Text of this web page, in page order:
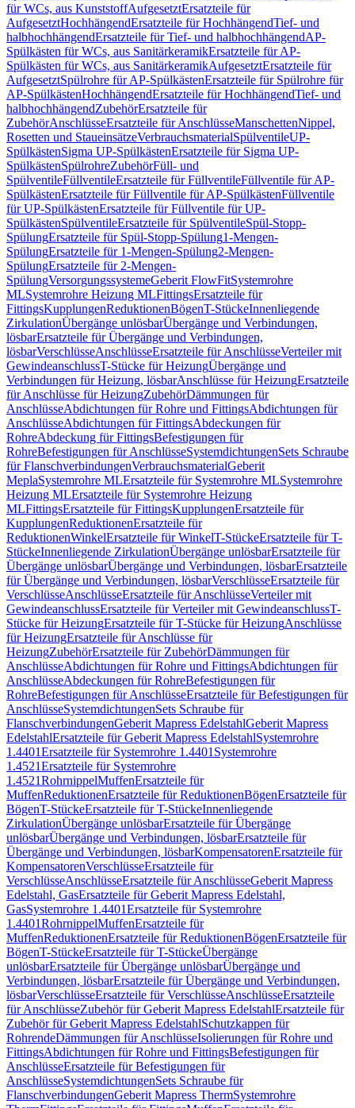
für WCs, aus KunststoffAufgesetztErsatzteile für
AufgesetztHochhängendErsatzteile für HochhängendTief- und
halbhochhängendErsatzteile für Tief- und halbhochhängendAP-
Spülkästen für WCs, aus SanitärkeramikErsatzteile für AP-
Spülkästen für WCs, aus SanitärkeramikAufgesetztErsatzteile für
AufgesetztSpülrohre für AP-SpülkästenErsatzteile für Spülrohre für
AP-SpülkästenHochhängendErsatzteile für HochhängendTief- und
halbhochhängendZubehörErsatzteile für
ZubehörAnschlüsseErsatzteile für AnschlüsseManschettenNippel,
Rosetten und StaueinsätzeVerbrauchsmaterialSpülventileUP-
SpülkästenSigma UP-SpülkästenErsatzteile für Sigma UP-
SpülkästenSpülrohreZubehörFüll- und
SpülventileFüllventileErsatzteile für FüllventileFüllventile für AP-
SpülkästenErsatzteile für Füllventile für AP-SpülkästenFüllventile
für UP-SpülkästenErsatzteile für Füllventile für UP-
SpülkästenSpülventileErsatzteile für SpülventileSpül-Stopp-
SpülungErsatzteile für Spül-Stopp-Spülung1-Mengen-
SpülungErsatzteile für 1-Mengen-Spülung2-Mengen-
SpülungErsatzteile für 2-Mengen-
SpülungVersorgungssystemeGeberit FlowFitSystemrohre
MLSystemrohre Heizung MLFittingsErsatzteile für
FittingsKupplungenReduktionenBögenT-StückeInnenliegende
ZirkulationÜbergänge unlösbarÜbergänge und Verbindungen,
lösbarErsatzteile für Übergänge und Verbindungen,
lösbarVerschlüsseAnschlüsseErsatzteile für AnschlüsseVerteiler mit
GewindeanschlussT-Stücke für HeizungÜbergänge und
Verbindungen für Heizung, lösbarAnschlüsse für HeizungErsatzteile
für Anschlüsse für HeizungZubehörDämmungen für
AnschlüsseAbdichtungen für Rohre und FittingsAbdichtungen für
AnschlüsseAbdichtungen für FittingsAbdeckungen für
RohreAbdeckung für FittingsBefestigungen für
RohreBefestigungen für AnschlüsseSystemdichtungenSets Schraube
für FlanschverbindungenVerbrauchsmaterialGeberit
MeplaSystemrohre MLErsatzteile für Systemrohre MLSystemrohre
Heizung MLErsatzteile für Systemrohre Heizung
MLFittingsErsatzteile für FittingsKupplungenErsatzteile für
KupplungenReduktionenErsatzteile für
ReduktionenWinkelErsatzteile für WinkelT-StückeErsatzteile für T-
StückeInnenliegende ZirkulationÜbergänge unlösbarErsatzteile für
Übergänge unlösbarÜbergänge und Verbindungen, lösbarErsatzteile
für Übergänge und Verbindungen, lösbarVerschlüsseErsatzteile für
VerschlüsseAnschlüsseErsatzteile für AnschlüsseVerteiler mit
GewindeanschlussErsatzteile für Verteiler mit GewindeanschlussT-
Stücke für HeizungErsatzteile für T-Stücke für HeizungAnschlüsse
für HeizungErsatzteile für Anschlüsse für
HeizungZubehörErsatzteile für ZubehörDämmungen für
AnschlüsseAbdichtungen für Rohre und FittingsAbdichtungen für
AnschlüsseAbdeckungen für RohreBefestigungen für
RohreBefestigungen für AnschlüsseErsatzteile für Befestigungen für
AnschlüsseSystemdichtungenSets Schraube für
FlanschverbindungenGeberit Mapress EdelstahlGeberit Mapress
EdelstahlErsatzteile für Geberit Mapress EdelstahlSystemrohre
1.4401Ersatzteile für Systemrohre 1.4401 Systemrohre
1.4521Ersatzteile für Systemrohre
1.4521RohrnippelMuffenErsatzteile für
MuffenReduktionenErsatzteile für ReduktionenBögenErsatzteile für
BögenT-StückeErsatzteile für T-StückeInnenliegende
ZirkulationÜbergänge unlösbarErsatzteile für Übergänge
unlösbarÜbergänge und Verbindungen, lösbarErsatzteile für
Übergänge und Verbindungen, lösbarKompensatorenErsatzteile für
KompensatorenVerschlüsseErsatzteile für
VerschlüsseAnschlüsseErsatzteile für AnschlüsseGeberit Mapress
Edelstahl, GasErsatzteile für Geberit Mapress Edelstahl,
GasSystemrohre 1.4401Ersatzteile für Systemrohre
1.4401RohrnippelMuffenErsatzteile für
MuffenReduktionenErsatzteile für ReduktionenBögenErsatzteile für
BögenT-StückeErsatzteile für T-StückeÜbergänge
unlösbarErsatzteile für Übergänge unlösbarÜbergänge und
Verbindungen, lösbarErsatzteile für Übergänge und Verbindungen,
lösbarVerschlüsseErsatzteile für VerschlüsseAnschlüsseErsatzteile
für AnschlüsseZubehör für Geberit Mapress EdelstahlErsatzteile für
Zubehör für Geberit Mapress EdelstahlSchutzkappen für
RohrendeDämmungen für AnschlüsseIsolierungen für Rohre und
FittingsAbdichtungen für Rohre und FittingsBefestigungen für
AnschlüsseErsatzteile für Befestigungen für
AnschlüsseSystemdichtungenSets Schraube für
FlanschverbindungenGeberit Mapress ThermSystemrohre